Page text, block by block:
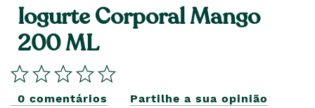
Iogurte Corporal Mango
200 ML
0 comentários Partilhe a sua opinião